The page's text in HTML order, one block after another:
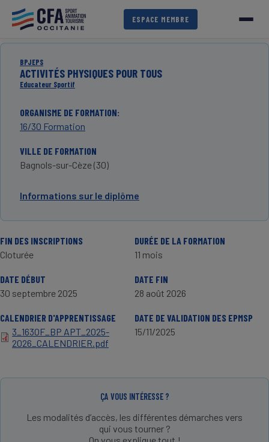
contenu
principal
ESPACE MEMBRE
BPJEPS
ACTIVITÉS PHYSIQUES POUR TOUS
Educateur Sportif
ORGANISME DE FORMATION
16/30 Formation
VILLE DE FORMATION
Bagnols-sur-Cèze (30)
Informations sur le diplôme
FIN DES INSCRIPTIONS
Cloturée
DURÉE DE LA FORMATION
11 mois
DATE DÉBUT
30 septembre 2025
DATE FIN
28 août 2026
CALENDRIER D'APPRENTISSAGE
3_1630F_BP APT_2025-
2026_CALENDRIER.pdf
DATE DE VALIDATION DES EPMSP
15/11/2025
ÇA VOUS INTÉRESSE ?
Les modalités d’accès, les différentes démarches vers
qui vous tourner ?